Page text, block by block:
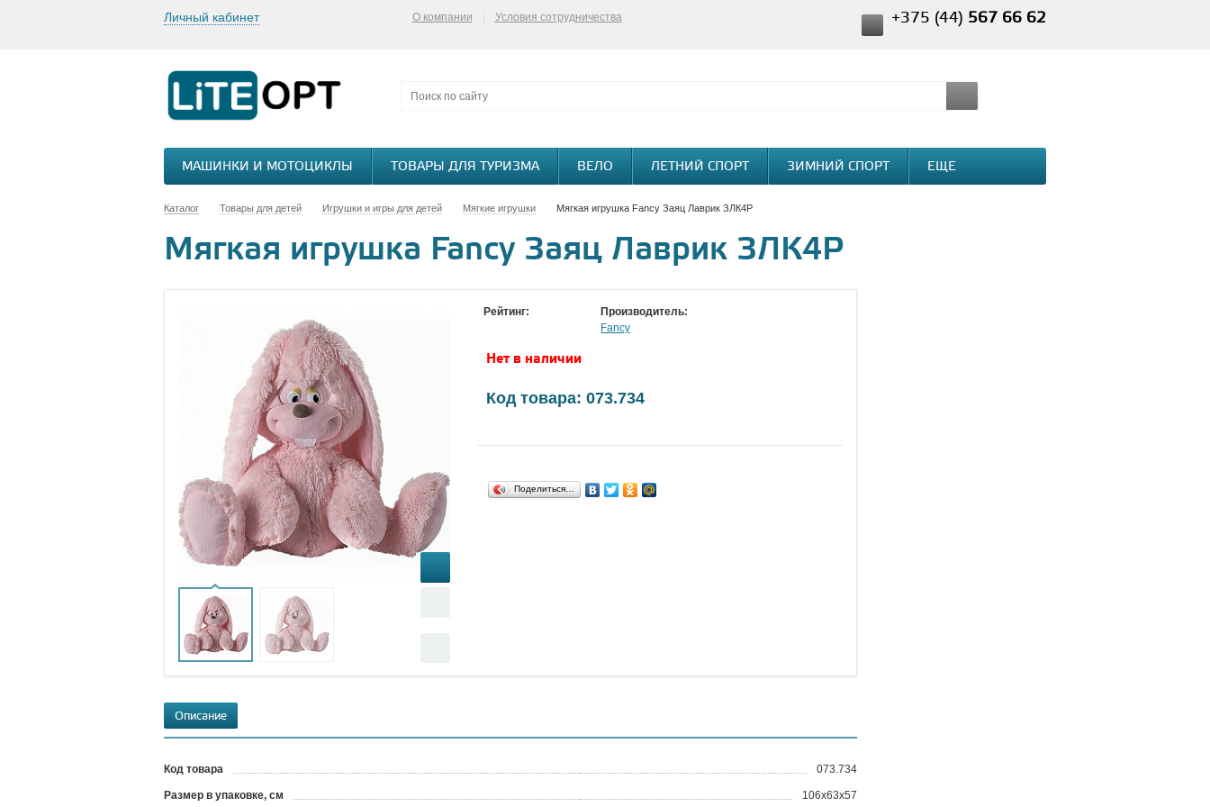
Личный кабинет О компании Условия сотрудничества +375 (44) 567 66 62
МАШИНКИ И МОТОЦИКЛЫ ТОВАРЫ ДЛЯ ТУРИЗМА ВЕЛО ЛЕТНИЙ СПОРТ ЗИМНИЙ СПОРТ ЕЩЕ
Каталог Товары для детей Игрушки и игры для детей Мягкие игрушки Мягкая игрушка Fancy Заяц Лаврик ЗЛК4Р
Мягкая игрушка Fancy Заяц Лаврик ЗЛК4Р
Рейтинг:
Производитель:
Fancy
Нет в наличии
Код товара: 073.734
Поделиться…
Описание
Код товара 073.734
Размер в упаковке, см 106x63x57